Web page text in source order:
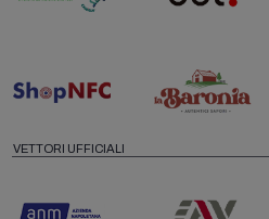
VETTORI UFFICIALI